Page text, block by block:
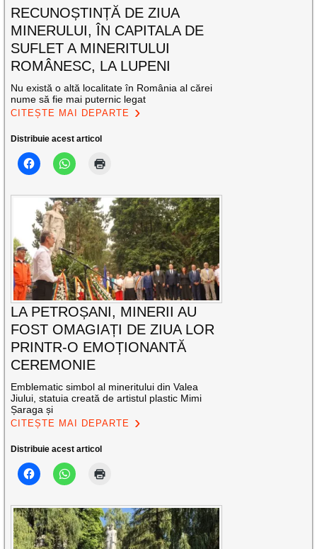
RECUNOȘTINȚĂ DE ZIUA
MINERULUI, ÎN CAPITALA DE
SUFLET A MINERITULUI
ROMÂNESC, LA LUPENI
Nu există o altă localitate în România al cărei
nume să fie mai puternic legat
CITEȘTE MAI DEPARTE
Distribuie acest articol
LA PETROȘANI, MINERII AU
FOST OMAGIAȚI DE ZIUA LOR
PRINTR-O EMOȚIONANTĂ
CEREMONIE
Emblematic simbol al mineritului din Valea
Jiului, statuia creată de artistul plastic Mimi
Șaraga și
CITEȘTE MAI DEPARTE
Distribuie acest articol